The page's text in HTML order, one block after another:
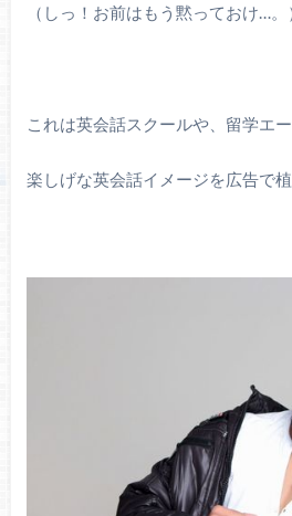
（しっ！お前はもう黙っておけ…。
これは英会話スクールや、留学エ
楽しげな英会話イメージを広告で植